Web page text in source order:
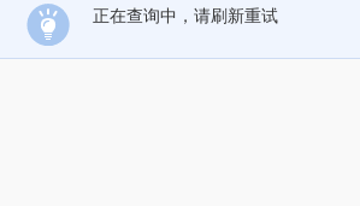
正在查询中，请刷新重试